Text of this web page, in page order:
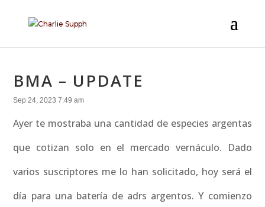
BMA – UPDATE
Sep 24, 2023 7:49 am
Ayer te mostraba una cantidad de especies argentas
que cotizan solo en el mercado vernáculo. Dado
varios suscriptores me lo han solicitado, hoy será el
día para una batería de adrs argentos. Y comienzo